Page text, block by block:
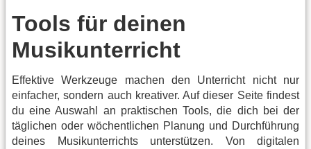
Tools für deinen
Musikunterricht
Effektive Werkzeuge machen den Unterricht nicht nur
einfacher, sondern auch kreativer. Auf dieser Seite findest
du eine Auswahl an praktischen Tools, die dich bei der
täglichen oder wöchentlichen Planung und Durchführung
deines Musikunterrichts unterstützen. Von digitalen